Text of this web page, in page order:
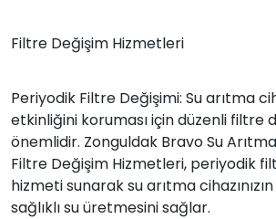
Filtre Değişim Hizmetleri
Periyodik Filtre Değişimi: Su arıtma
etkinliğini koruması için düzenli filtre
önemlidir. Zonguldak Bravo Su
Filtre Değişim Hizmetleri, periyodik
hizmeti sunarak su arıtma
sağlıklı su üretmesini sağlar.